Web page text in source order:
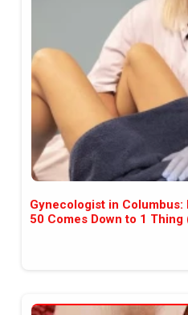
Gynecologist in
50 Comes Down to 1